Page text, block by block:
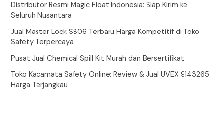
Distributor Resmi Magic Float Indonesia: Siap Kirim ke
Seluruh Nusantara
Jual Master Lock S806 Terbaru Harga Kompetitif di Toko
Safety Terpercaya
Pusat Jual Chemical Spill Kit Murah dan Bersertifikat
Toko Kacamata Safety Online: Review & Jual UVEX 9143265
Harga Terjangkau